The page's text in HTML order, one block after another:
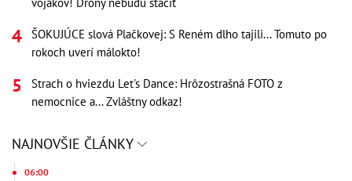
vojakov! Drony nebudú stačiť
ŠOKUJÚCE slová Plačkovej: S Reném dlho tajili... Tomuto po
rokoch uverí málokto!
Strach o hviezdu Let's Dance: Hrôzostrašná FOTO z
nemocnice a... Zvláštny odkaz!
NAJNOVŠIE ČLÁNKY
06:00